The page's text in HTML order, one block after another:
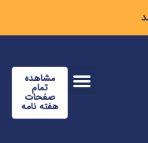
مشاهده
تمام
صفحات
هفته نامه